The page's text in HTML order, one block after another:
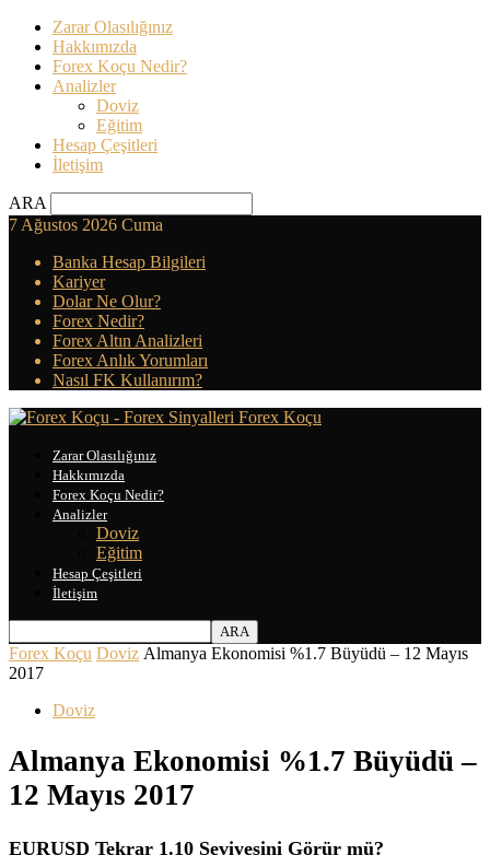
Zarar Olasılığınız
Hakkımızda
Forex Koçu Nedir?
Analizler
Doviz
Eğitim
Hesap Çeşitleri
İletişim
ARA
7 Ağustos 2026 Cuma
Banka Hesap Bilgileri
Kariyer
Dolar Ne Olur?
Forex Nedir?
Forex Altın Analizleri
Forex Anlık Yorumları
Nasıl FK Kullanırım?
Forex Koçu
Zarar Olasılığınız
Hakkımızda
Forex Koçu Nedir?
Analizler
Doviz
Eğitim
Hesap Çeşitleri
İletişim
Forex Koçu Doviz Almanya Ekonomisi %1.7 Büyüdü – 12 Mayıs
2017
Doviz
Almanya Ekonomisi %1.7 Büyüdü –
12 Mayıs 2017
EURUSD Tekrar 1.10 Seviyesini Görür mü?